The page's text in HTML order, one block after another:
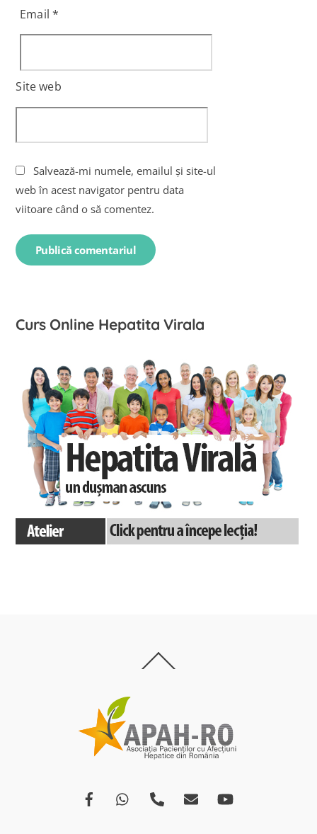
Email*
Site web
Salvează-mi numele, emailul și site-ul
web în acest navigator pentru data
viitoare când o să comentez.
Curs Online Hepatita Virala
To